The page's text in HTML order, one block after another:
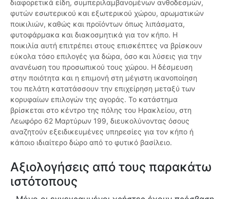
διαφορετικά είδη, συμπεριλαμβανομένων ανθοδεσμών,
φυτών εσωτερικού και εξωτερικού χώρου, αρωματικών
ποικιλιών, καθώς και προϊόντων όπως λιπάσματα,
φυτοφάρμακα και διακοσμητικά για τον κήπο. Η
ποικιλία αυτή επιτρέπει στους επισκέπτες να βρίσκουν
εύκολα τόσο επιλογές για δώρα, όσο και λύσεις για την
ανανέωση του προσωπικού τους χώρου. Η δέσμευση
στην ποιότητα και η επιμονή στη μέγιστη ικανοποίηση
του πελάτη κατατάσσουν την επιχείρηση μεταξύ των
κορυφαίων επιλογών της αγοράς. Το κατάστημα
βρίσκεται στο κέντρο της πόλης του Ηρακλείου, στη
Λεωφόρο 62 Μαρτύρων 199, διευκολύνοντας όσους
αναζητούν εξειδικευμένες υπηρεσίες για τον κήπο ή
κάποιο ιδιαίτερο δώρο από το φυτικό βασίλειο.
Αξιολογήσεις από τους παρακάτω
ιστότοπους